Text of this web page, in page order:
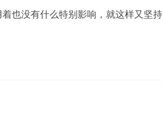
也没有什么特别影响，就这样又坚持